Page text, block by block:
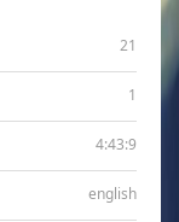
21
1
4:43:9
english